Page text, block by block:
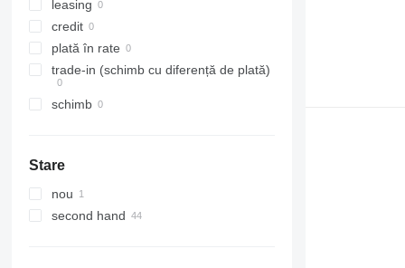
leasing
credit
plată în rate
trade-in (schimb cu diferență de plată)
schimb
Stare
nou
second hand